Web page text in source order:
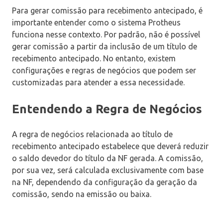
Para gerar comissão para recebimento antecipado, é
importante entender como o sistema Protheus
funciona nesse contexto. Por padrão, não é possível
gerar comissão a partir da inclusão de um título de
recebimento antecipado. No entanto, existem
configurações e regras de negócios que podem ser
customizadas para atender a essa necessidade.
Entendendo a Regra de Negócios
A regra de negócios relacionada ao título de
recebimento antecipado estabelece que deverá reduzir
o saldo devedor do título da NF gerada. A comissão,
por sua vez, será calculada exclusivamente com base
na NF, dependendo da configuração da geração da
comissão, sendo na emissão ou baixa.